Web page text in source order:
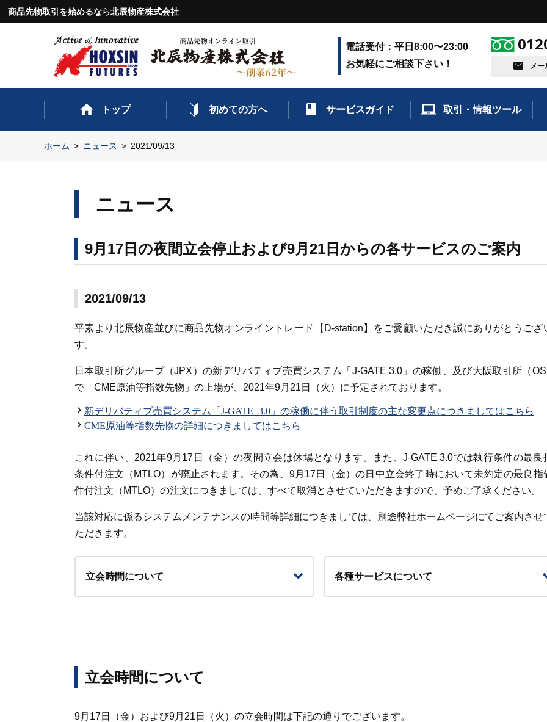
商品先物取引を始めるなら北辰物産株式会社
電話受付：平日8:00〜23:00
お気軽にご相談下さい！
メ
トップ 初めての方へ サービスガイド 取引・情報ツール
ホーム ニュース 2021/09/13
ニュース
9月17日の夜間立会停止および9月21日からの各サービスのご案内
2021/09/13
平素より北辰物産並びに商品先物オンライントレード【D-station】をご愛顧いただき誠にありがとうござ
す。
日本取引所グループ（JPX）の新デリバティブ売買システム「J-GATE 3.0」の稼働、及び大阪取引所（
で「CME原油等指数先物」の上場が、2021年9月21日（火）に予定されております。
新デリバティブ売買システム「J-GATE 3.0」の稼働に伴う取引制度の主な変更点につきましてはこちら
CME原油等指数先物の詳細につきましてはこちら
これに伴い、2021年9月17日（金）の夜間立会は休場となります。また、J-GATE 3.0では執行条件の最良
条件付注文（MTLO）が廃止されます。その為、9月17日（金）の日中立会終了時において未約定の最良指
件付注文（MTLO）の注文につきましては、すべて取消とさせていただきますので、予めご了承ください。
当該対応に係るシステムメンテナンスの時間等詳細につきましては、別途弊社ホームページにてご案内させ
ただきます。
立会時間について 各種サービスについて
立会時間について
9月17日（金）および9月21日（火）の立会時間は下記の通りでございます。